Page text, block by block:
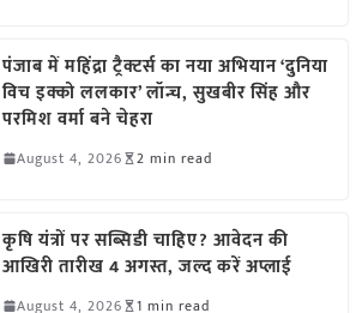
पंजाब में महिंद्रा ट्रैक्टर्स का नया अभियान ‘दुनिया
विच इक्को ललकार’ लॉन्च, सुखबीर सिंह और
परमिश वर्मा बने चेहरा
August 4, 2026 2 min read
कृषि यंत्रों पर सब्सिडी चाहिए? आवेदन की
आखिरी तारीख 4 अगस्त, जल्द करें अप्लाई
August 4, 2026 1 min read